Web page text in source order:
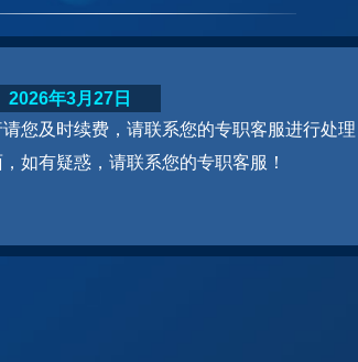
您及时续费，请联系您的专职客服进行处
如有疑惑，请联系您的专职客服！
2026年3月27日